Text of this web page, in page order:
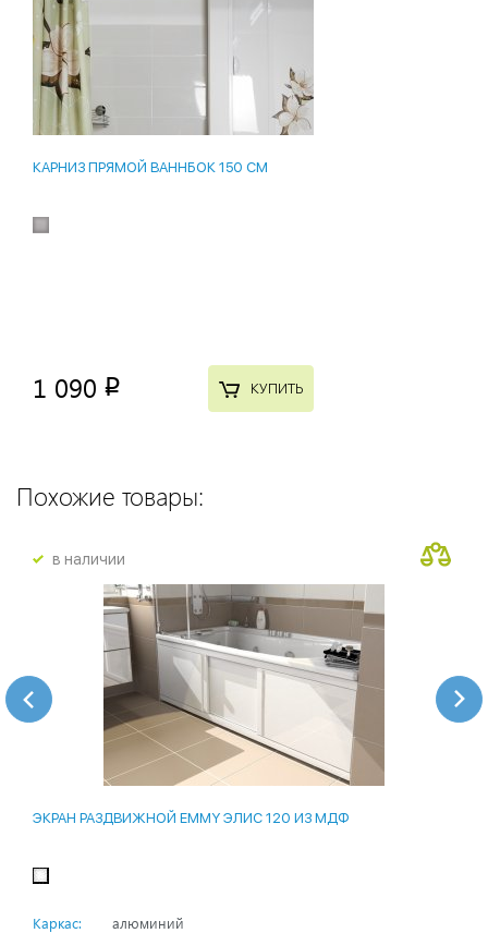
КАРНИЗ ПРЯМОЙ ВАННБОК 150 СМ
1 090 p КУПИТЬ
Похожие товары:
в наличии
ЭКРАН РАЗДВИЖНОЙ EMMY ЭЛИС 120 ИЗ МДФ
Каркас:
алюминий